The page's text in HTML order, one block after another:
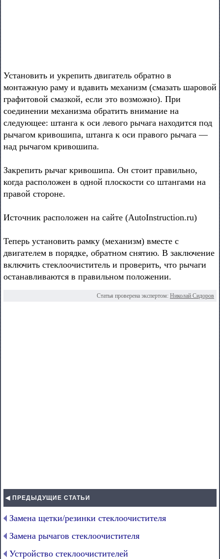
Установить и укрепить двигатель обратно в
монтажную раму и вдавить механизм (смазать шаровой
графитовой смазкой, если это возможно). При
соединении механизма обратить внимание на
следующее: штанга к оси левого рычага находится под
рычагом кривошипа, штанга к оси правого рычага —
над рычагом кривошипа.
Закрепить рычаг кривошипа. Он стоит правильно,
когда расположен в одной плоскости со штангами на
правой стороне.
Источник расположен на сайте (AutoInstruction.ru)
Теперь установить рамку (механизм) вместе с
двигателем в порядке, обратном снятию. В заключение
включить стеклоочиститель и проверить, что рычаги
останавливаются в правильном положении.
Статья проверена экспертом: Николай Сидоров
◀ ПРЕДЫДУЩИЕ СТАТЬИ
Замена щетки/резинки стеклоочистителя
Замена рычагов стеклоочистителя
Устройство стеклоочистителей